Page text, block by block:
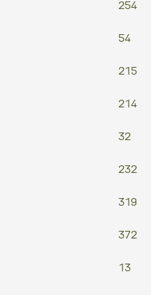
254
54
215
214
32
232
319
372
13